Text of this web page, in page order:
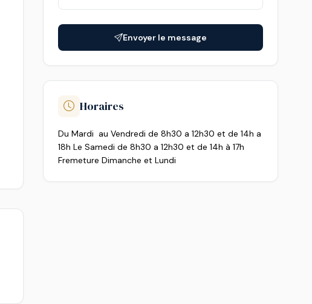
Envoyer le message
Horaires
Du Mardi au Vendredi de 8h30 a 12h30 et de 14h a
18h Le Samedi de 8h30 a 12h30 et de 14h à 17h
Fremeture Dimanche et Lundi